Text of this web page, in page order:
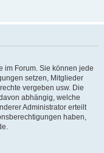
im Forum. Sie können jede
setzen, Mitglieder
vergeben usw. Die
abhängig, welche
Administrator erteilt
haben,